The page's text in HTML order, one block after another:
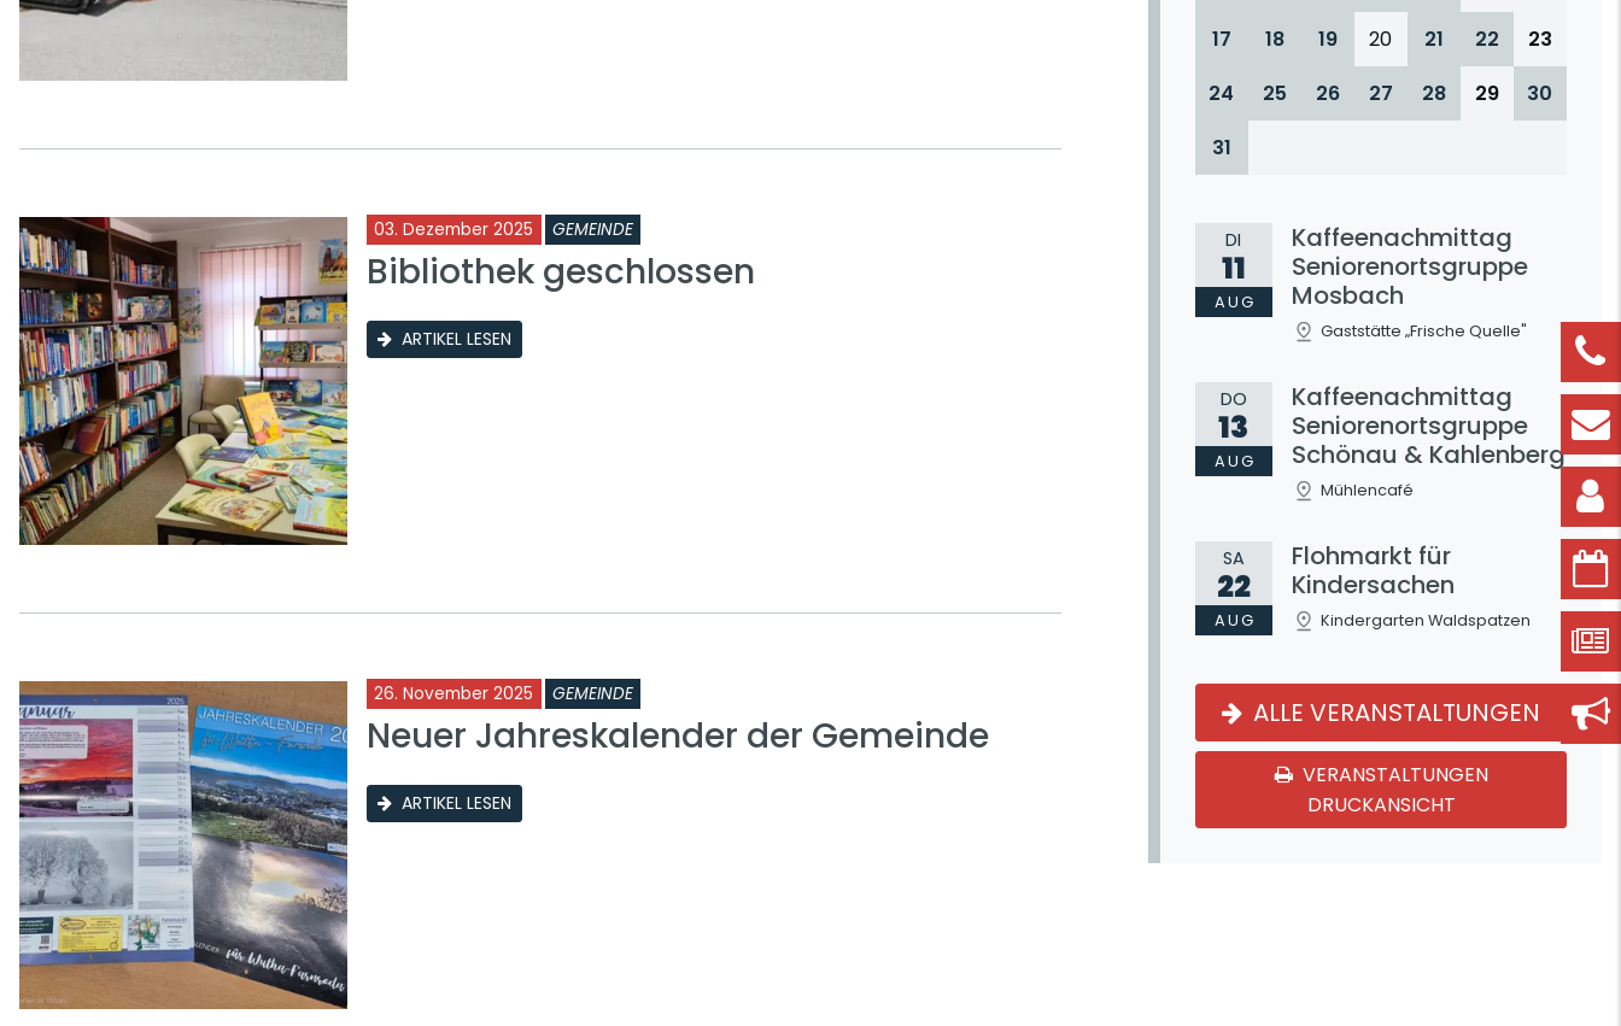
03. Dezember 2025 GEMEINDE
Bibliothek geschlossen
ARTIKEL LESEN
26. November 2025 GEMEINDE
Neuer Jahreskalender der Gemeinde
ARTIKEL LESEN
17
18 19 20 21 22
23
24
25 26 27 28 29
30
31
DI
11
AUG
Kaffeenachmittag
Seniorenortsgruppe
Mosbach
Gaststätte „Frische Quelle"
DO
13
AUG
Kaffeenachmittag
Seniorenortsgruppe
Schönau & Kahlenberg
Mühlencafé
SA
22
AUG
Flohmarkt für
Kindersachen
Kindergarten Waldspatzen
ALLE VERANSTALTUNGEN
VERANSTALTUNGEN
DRUCKANSICHT